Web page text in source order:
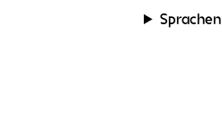
Sprachen